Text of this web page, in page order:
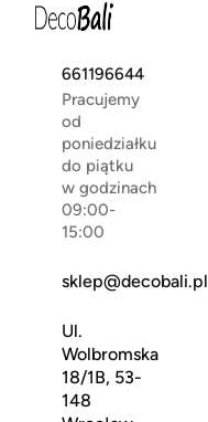
661196644
Pracujemy
od
poniedziałku
do piątku
w godzinach
09:00-
15:00
sklep@decobali.pl
Ul.
Wolbromska
18/1B, 53-
148